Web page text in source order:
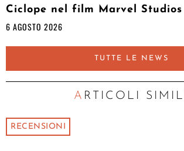
Ciclope nel film Marvel Studios
6 AGOSTO 2026
TUTTE LE NEWS
ARTICOLI SIMILI
RECENSIONI